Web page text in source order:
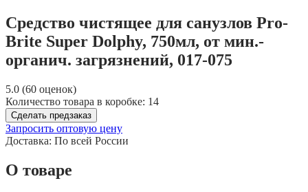
Средство чистящее для санузлов Pro-
Brite Super Dolphy, 750мл, от мин.-
органич. загрязнений, 017-075
5.0 (60 оценок)
Количество товара в коробке: 14
Сделать предзаказ
Запросить оптовую цену
Доставка: По всей России
О товаре